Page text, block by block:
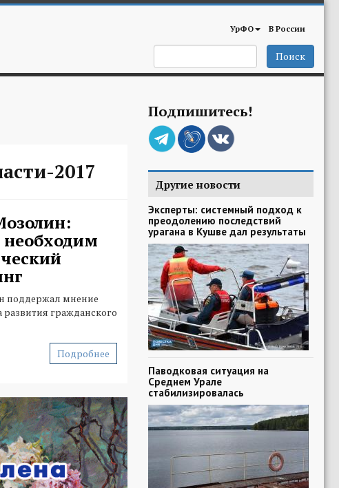
УрФО В России
Поиск
2017
поддержал мнение
гражданского
Подробнее
Подпишитесь!
Другие новости
Эксперты: системный подход к
преодолению последствий
урагана в Кушве дал результаты
Паводковая ситуация на
Среднем Урале
стабилизировалась